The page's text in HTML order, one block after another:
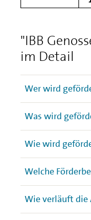
"IBB
im Detail
Wer wird
Was wird
Wie wird
Welche
Wie verläuft die